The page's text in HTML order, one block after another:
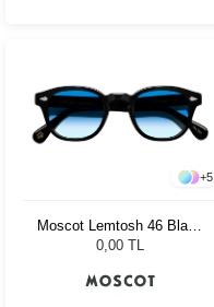
+5
Moscot Lemtosh 46 Black
Broadway Blue Fad
0,00 TL